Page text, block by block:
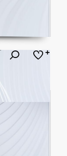
3D rendering